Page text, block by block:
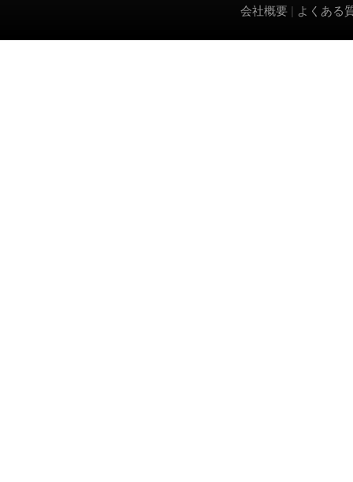
会社概要 | よくある